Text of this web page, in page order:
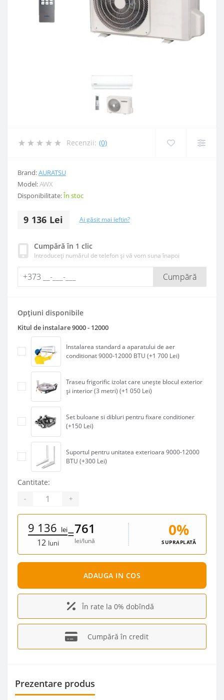
Recenzii: (0)
Brand:AURATSU
Model:AWX
Disponibilitate:În stoc
9 136 Lei Ai găsit mai ieftin?
Cumpără în 1 clic
Introduceți numărul de telefon și vă vom suna înapoi
Cumpără
Opțiuni disponibile
Kitul de instalare 9000 - 12000
Instalarea standard a aparatului de aer
conditionat 9000-12000 BTU (+1 700 Lei)
Traseu frigorific izolat care unește blocul exterior
și interior (3 metri) (+1 050 Lei)
Set buloane si dibluri pentru fixare conditioner
(+150 Lei)
Suportul pentru unitatea exterioara 9000-12000
BTU (+300 Lei)
Cantitate:
- +
9 136 lei
12 luni
=761
lei/lună
0%
SUPRAPLATĂ
ADAUGA IN COS
În rate la 0% dobîndă
Cumpără în credit
Prezentare produs